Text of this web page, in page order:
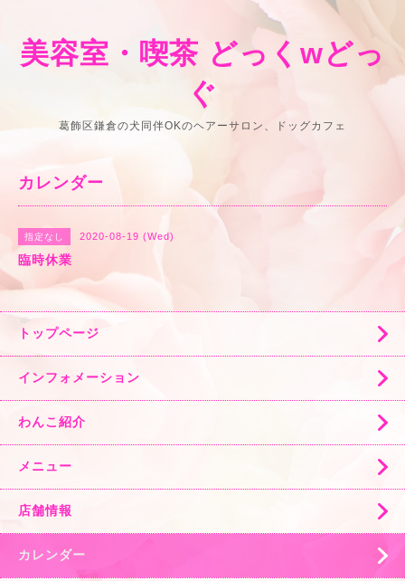
美容室・喫茶 どっくwどっ
ぐ
葛飾区鎌倉の犬同伴OKのヘアーサロン、ドッグカフェ
カレンダー
指定なし 2020-08-19 (Wed)
臨時休業
トップページ
インフォメーション
わんこ紹介
メニュー
店舗情報
カレンダー